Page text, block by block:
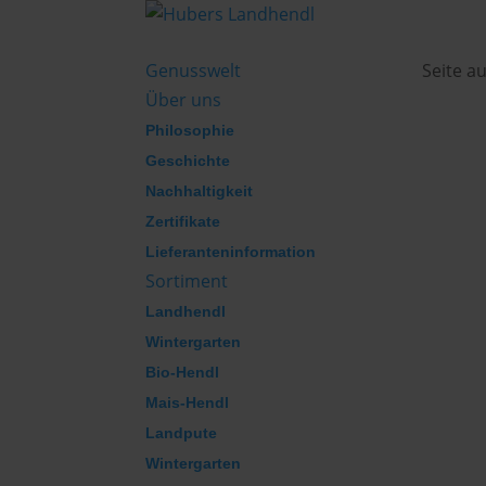
Genusswelt
Über uns
Philosophie
Geschichte
Nachhaltigkeit
Zertifikate
Lieferanteninformation
Sortiment
Landhendl
Wintergarten
Bio-Hendl
Mais-Hendl
Landpute
Wintergarten
Seite